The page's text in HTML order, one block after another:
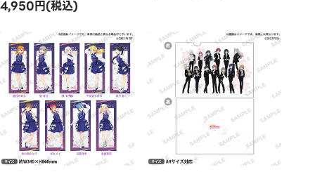
4,950円(税込)